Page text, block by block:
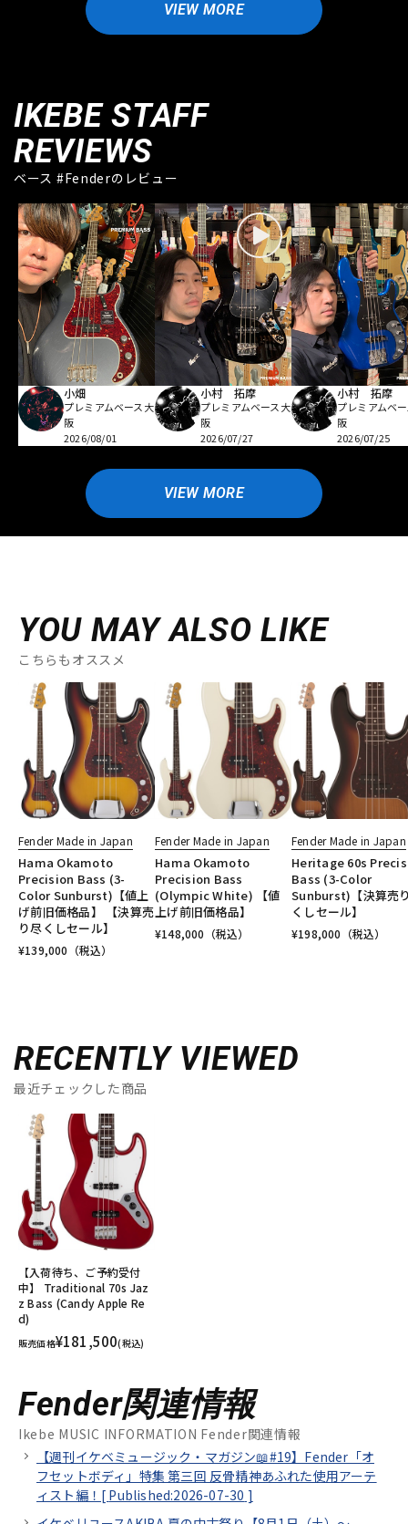
VIEW MORE
IKEBE STAFF
REVIEWS
ベース #Fenderのレビュー
小畑
プレミアムベース大
阪
2026/08/01
小村 拓摩
プレミアムベース大
阪
2026/07/27
小村 拓摩
プレミアムベ
阪
2026/07/25
VIEW MORE
YOU MAY ALSO LIKE
こちらもオススメ
Fender Made in Japan
Hama Okamoto
Precision Bass (3-
Color Sunburst)【値上
げ前旧価格品】 【決算売
り尽くしセール】
¥139,000 （税込）
Fender Made in Japan
Hama Okamoto
Precision Bass
(Olympic White) 【値
上げ前旧価格品】
¥148,000 （税込）
Fender Made in Japan
Heritage 60s
Bass (3-Color
Sunburst)【決算売
くしセール】
¥198,000 （税込）
RECENTLY VIEWED
最近チェックした商品
【入荷待ち、ご予約受付
中】 Traditional 70s Jaz
z Bass (Candy Apple Re
d)
販売価格¥181,500(税込)
Fender関連情報
Ikebe MUSIC INFORMATION Fender関連情報
【週刊イケベミュージック・マガジン📖#19】Fender「オ
フセットボディ」特集 第三回 反骨精神あふれた使用アーテ
ィスト編！[ Published:2026-07-30 ]